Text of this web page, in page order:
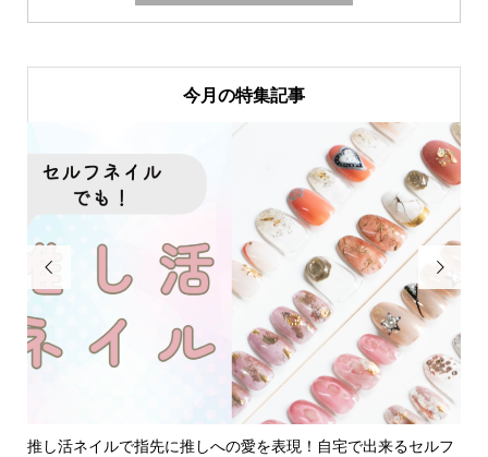
今月の特集記事

宅で出来るセルフ 同担拒否とはどんな心理？オタクたちの実体験か
